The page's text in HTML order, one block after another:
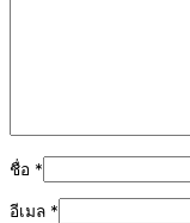
ชื่อ *
อีเมล *